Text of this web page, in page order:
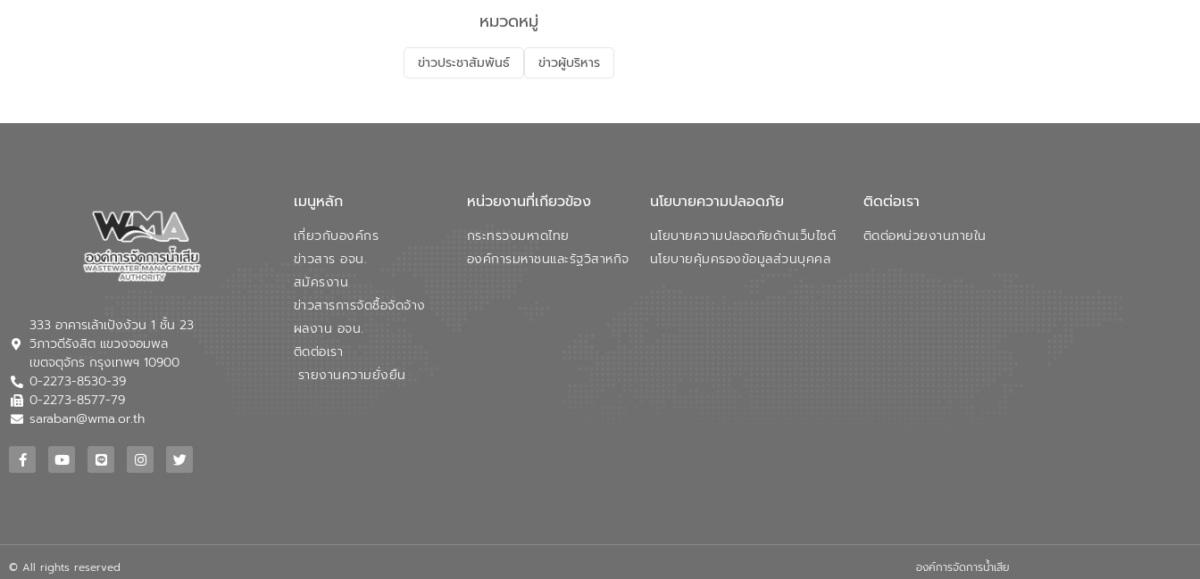
ตลอดระบบ โดยการนำน้ำบำบัดกลับมาใช้ใหม่จะช่วยลดการพึ่งพาน้ำธรรมชาติและสร้างสมดุลทางเศรษฐกิจและสิ่งแวดล้อมได้อย่างเป็นรูปธรรม
ความร่วมมือระหว่างภาครัฐและภาคเอกชนในครั้งนี้ นับเป็นก้าวสำคัญของ องค์การจัดการน้ำเสีย (อจน.) ในการร่วมวางรากฐานโครงสร้างพื้น
ฐานด้านน้ำของประเทศ เพื่อยกระดับประสิทธิภาพการใช้ทรัพยากรน้ำให้เกิดประโยชน์สูงสุดและเป็นไปตามมาตรฐานสากล
หมวดหมู่
ข่าวประชาสัมพันธ์ ข่าวผู้บริหาร
333 อาคารเล้าเป้งง้วน 1 ชั้น 23
วิภาวดีรังสิต แขวงจอมพล
เขตจตุจักร กรุงเทพฯ 10900
0-2273-8530-39
0-2273-8577-79
saraban@wma.or.th
เมนูหลัก
เกี่ยวกับองค์กร
ข่าวสาร อจน.
สมัครงาน
ข่าวสารการจัดซื้อจัดจ้าง
ผลงาน อจน.
ติดต่อเรา
รายงานความยั่งยืน
หน่วยงานที่เกียวข้อง
กระทรวงมหาดไทย
องค์การมหาชนและรัฐวิสาหกิจ
นโยบายความปลอดภัย
นโยบายความปลอดภัยด้านเว็บไซต์
นโยบายคุ้มครองข้อมูลส่วนบุคคล
ติดต่อเรา
ติดต่อหน่วยงานภายใน
© All rights reserved องค์การจัดการน้ำเสีย